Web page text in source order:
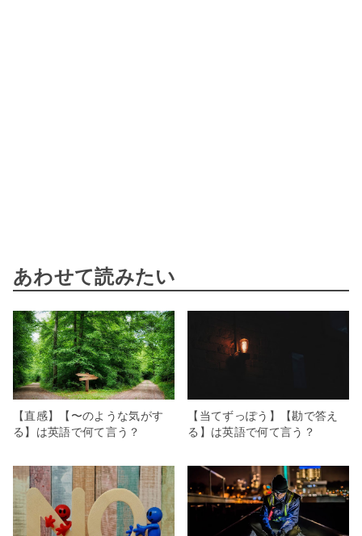
あわせて読みたい
【直感】【〜のような気がす
る】は英語で何て言う？
【当てずっぽう】【勘で答え
る】は英語で何て言う？